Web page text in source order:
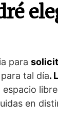
para
tal día.
en